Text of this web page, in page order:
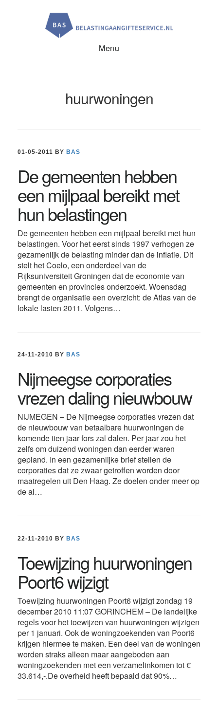
Menu
huurwoningen
01-05-2011 BY BAS
De gemeenten hebben
een mijlpaal bereikt met
hun belastingen
De gemeenten hebben een mijlpaal bereikt met hun
belastingen. Voor het eerst sinds 1997 verhogen ze
gezamenlijk de belasting minder dan de inflatie. Dit
stelt het Coelo, een onderdeel van de
Rijksuniversiteit Groningen dat de economie van
gemeenten en provincies onderzoekt. Woensdag
brengt de organisatie een overzicht: de Atlas van de
lokale lasten 2011. Volgens…
24-11-2010 BY BAS
Nijmeegse corporaties
vrezen daling nieuwbouw
NIJMEGEN – De Nijmeegse corporaties vrezen dat
de nieuwbouw van betaalbare huurwoningen de
komende tien jaar fors zal dalen. Per jaar zou het
zelfs om duizend woningen dan eerder waren
gepland. In een gezamenlijke brief stellen de
corporaties dat ze zwaar getroffen worden door
maatregelen uit Den Haag. Ze doelen onder meer op
de al…
22-11-2010 BY BAS
Toewijzing huurwoningen
Poort6 wijzigt
Toewijzing huurwoningen Poort6 wijzigt zondag 19
december 2010 11:07 GORINCHEM – De landelijke
regels voor het toewijzen van huurwoningen wijzigen
per 1 januari. Ook de woningzoekenden van Poort6
krijgen hiermee te maken. Een deel van de woningen
worden straks alleen maar aangeboden aan
woningzoekenden met een verzamelinkomen tot €
33.614,-.De overheid heeft bepaald dat 90%…